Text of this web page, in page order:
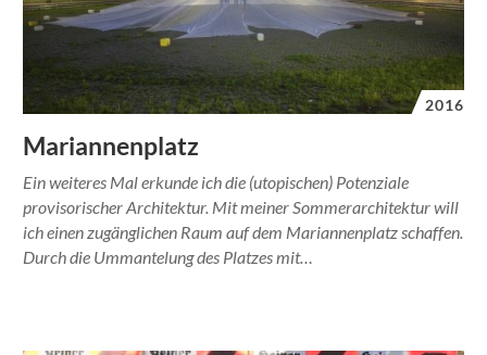
2016
Mariannenplatz
Ein weiteres Mal erkunde ich die (utopischen) Potenziale
provisorischer Architektur. Mit meiner Sommerarchitektur will
ich einen zugänglichen Raum auf dem Mariannenplatz schaffen.
Durch die Ummantelung des Platzes mit…